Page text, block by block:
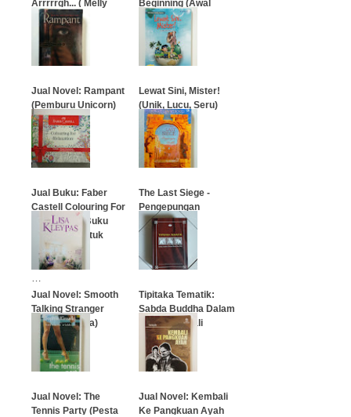
Arrrrrgh... ( Melly
Goeslaw )
…
Beginning (Awal
Mula)
Jual Novel: Rampant
(Pemburu Unicorn)
…
Lewat Sini, Mister!
(Unik, Lucu, Seru)
…
Jual Buku: Faber
Castell Colouring For
Relaxation (Buku
Mewarnai Untuk
Dewasa)
…
The Last Siege -
Pengepungan
Jual Novel: Smooth
Talking Stranger
(Kejutan Cinta)
…
Tipitaka Tematik:
Sabda Buddha Dalam
Kitab Suci Pali
…
Jual Novel: The
Tennis Party (Pesta
Jual Novel: Kembali
Ke Pangkuan Ayah